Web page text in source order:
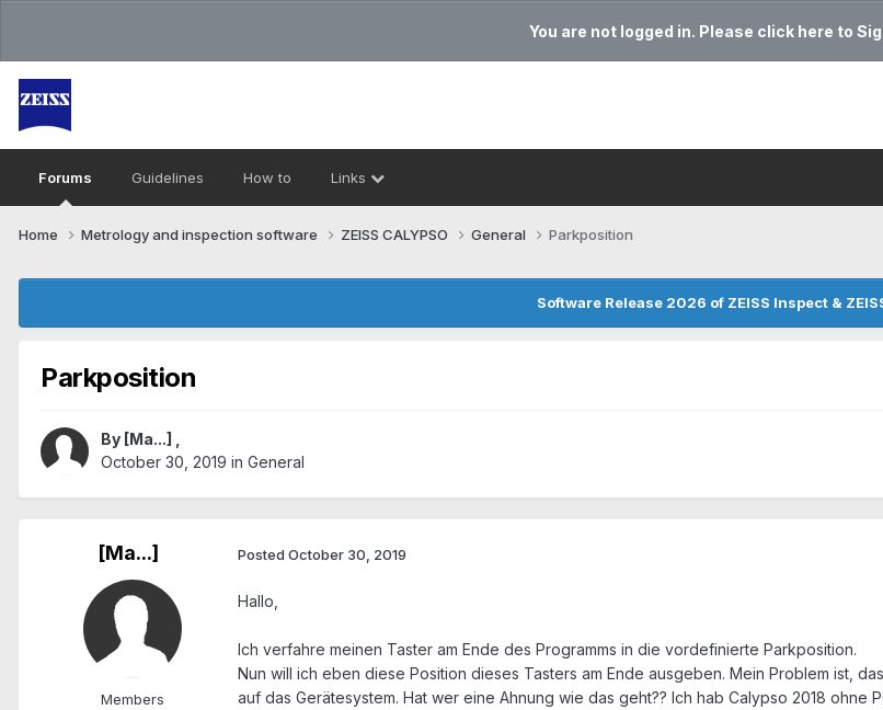
You are not logged in. Please click here to
Forums Guidelines How to Links
Home Metrology and inspection software ZEISS CALYPSO General Parkposition
Software Release 2026 of ZEISS Inspect &
Parkposition
By [Ma...]
October 30, 2019 in General
[Ma...]
Members
Posted October 30, 2019
Hallo,
Ich verfahre meinen Taster am Ende des Programms in die vordefinierte Parkposition.
Nun will ich eben diese Position dieses Tasters am Ende ausgeben. Mein Problem ist,
auf das Gerätesystem. Hat wer eine Ahnung wie das geht?? Ich hab Calypso 2018 ohne